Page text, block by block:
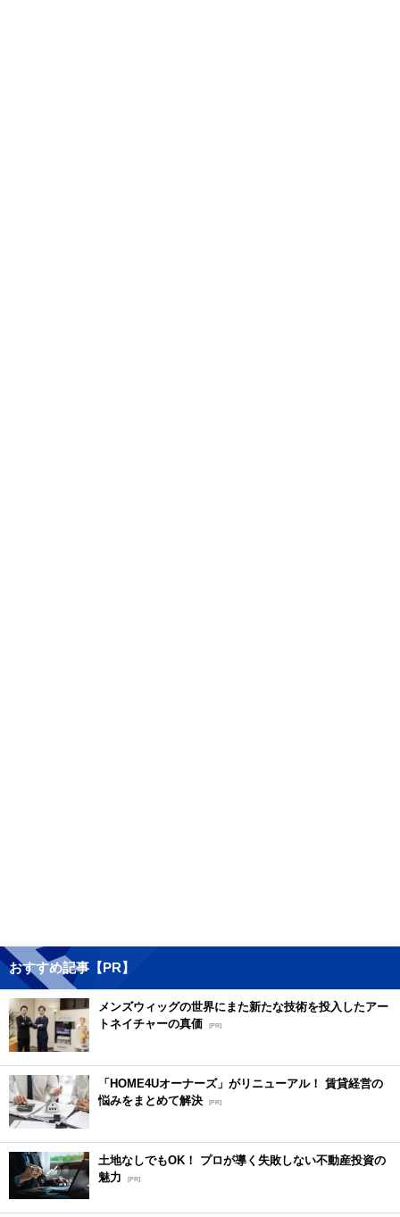
おすすめ記事【PR】
メンズウィッグの世界にまた新たな技術を投入したアー
トネイチャーの真価
[PR]
「HOME4Uオーナーズ」がリニューアル！ 賃貸経営の
悩みをまとめて解決 [PR]
土地なしでもOK！ プロが導く失敗しない不動産投資の
魅力
[PR]